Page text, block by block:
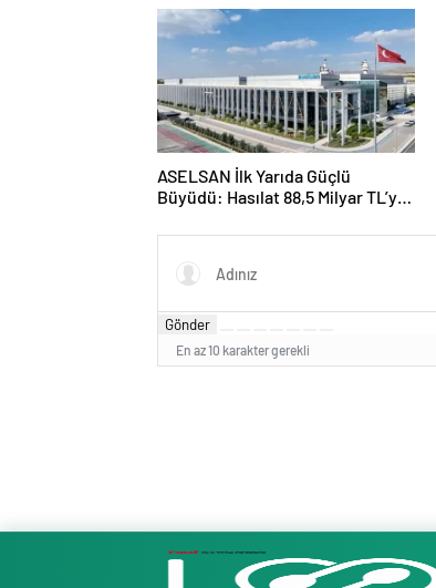
ASELSAN İlk Yarıda Güçlü
Büyüdü: Hasılat 88,5 Milyar TL’ye,
Dolara Ulaştı
Gönder
En az 10 karakter gerekli